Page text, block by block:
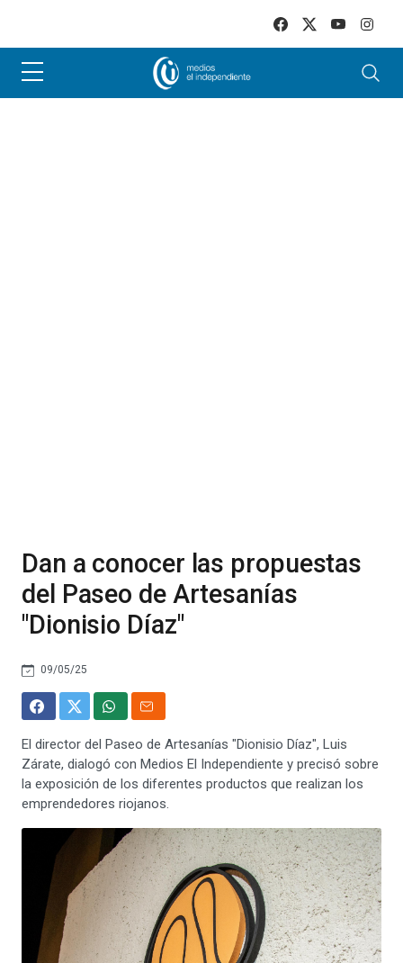
Dan a conocer las propuestas
del Paseo de Artesanías
"Dionisio Díaz"
09/05/25
El director del Paseo de Artesanías "Dionisio Díaz", Luis
Zárate, dialogó con Medios El Independiente y precisó sobre
la exposición de los diferentes productos que realizan los
emprendedores riojanos.